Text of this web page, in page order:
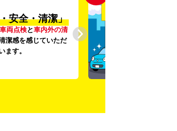
安全・清潔」
両点検と車内外の清
潔感を感じていただ
ます。